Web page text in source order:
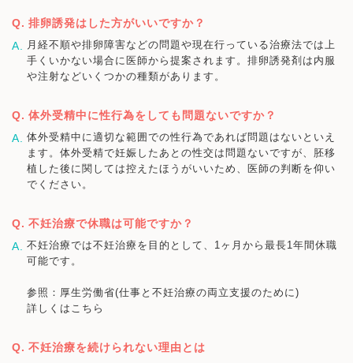
排卵誘発はした方がいいですか？
月経不順や排卵障害などの問題や現在行っている治療法では上
手くいかない場合に医師から提案されます。排卵誘発剤は内服
や注射などいくつかの種類があります。
体外受精中に性行為をしても問題ないですか？
体外受精中に適切な範囲での性行為であれば問題はないといえ
ます。体外受精で妊娠したあとの性交は問題ないですが、胚移
植した後に関しては控えたほうがいいため、医師の判断を仰い
でください。
不妊治療で休職は可能ですか？
不妊治療では不妊治療を目的として、1ヶ月から最長1年間休職
可能です。
参照：厚生労働省(仕事と不妊治療の両立支援のために)
詳しくはこちら
不妊治療を続けられない理由とは